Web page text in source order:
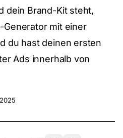
dein Brand-Kit steht,
mit einer
du hast deinen ersten
Ads innerhalb von